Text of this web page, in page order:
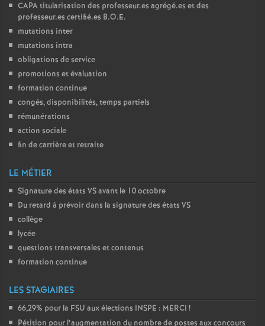
CAPAtitularisation des professeur.es agrégé.es et des
professeur.es certifié.es B.O.E.
mutations inter
mutations intra
obligations de service
promotions et évaluation
formation continue
congés, disponibilités, temps partiels
rémunérations
action sociale
fin de carrière et retraite
LE MÉTIER
Signature des états VSavant le 10 octobre
Du retard à prévoir dans la signature des états VS
collège
lycée
questions transversales et contenus
formation continue
LES STAGIAIRES
66,29% pour la FSU aux élections INSPE : MERCI !
Pétition pour l’augmentation du nombre de postes aux concours